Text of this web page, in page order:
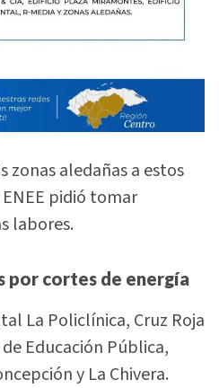
zonas aledañas a estos
pidió tomar
labores.
por cortes de energía
La Policlínica, Cruz Roja
Educación Pública,
y La Chivera.